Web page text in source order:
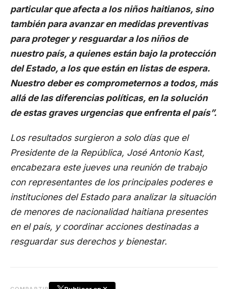
particular que afecta a los niños haitianos, sino
también para avanzar en medidas preventivas
para proteger y resguardar a los niños de
nuestro país, a quienes están bajo la protección
del Estado, a los que están en listas de espera.
Nuestro deber es comprometernos a todos, más
allá de las diferencias políticas, en la solución
de estas graves urgencias que enfrenta el país”.
Los resultados surgieron a solo días que el
Presidente de la República, José Antonio Kast,
encabezara este jueves una reunión de trabajo
con representantes de los principales poderes e
instituciones del Estado para analizar la situación
de menores de nacionalidad haitiana presentes
en el país, y coordinar acciones destinadas a
resguardar sus derechos y bienestar.